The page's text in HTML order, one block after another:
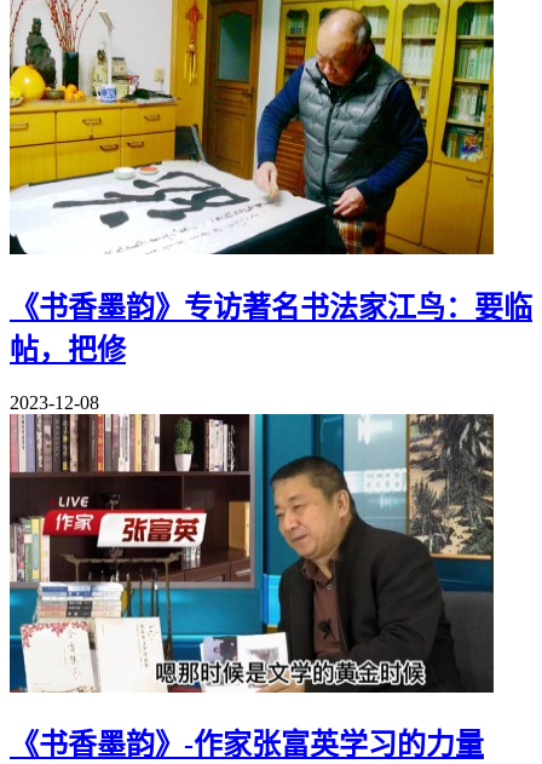
《书香墨韵》专访著名书法家江鸟：要临
帖，把修
2023-12-08
《书香墨韵》-作家张富英学习的力量